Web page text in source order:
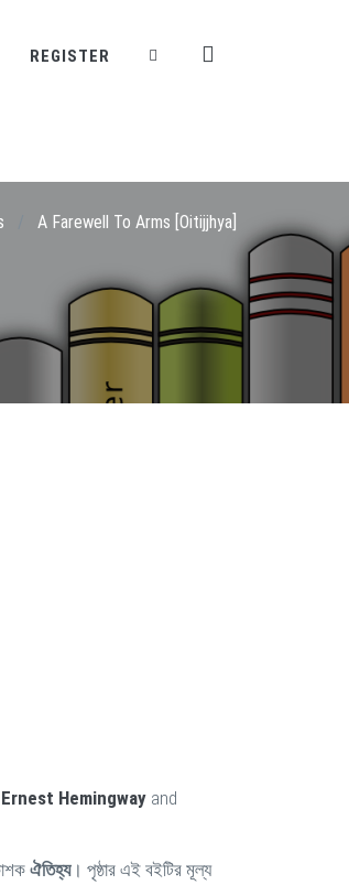
REGISTER
A Farewell To Arms [Oitijjhya]
Ernest Hemingway and
ঐতিহ্য। পৃষ্ঠার এই বইটির মূল্য